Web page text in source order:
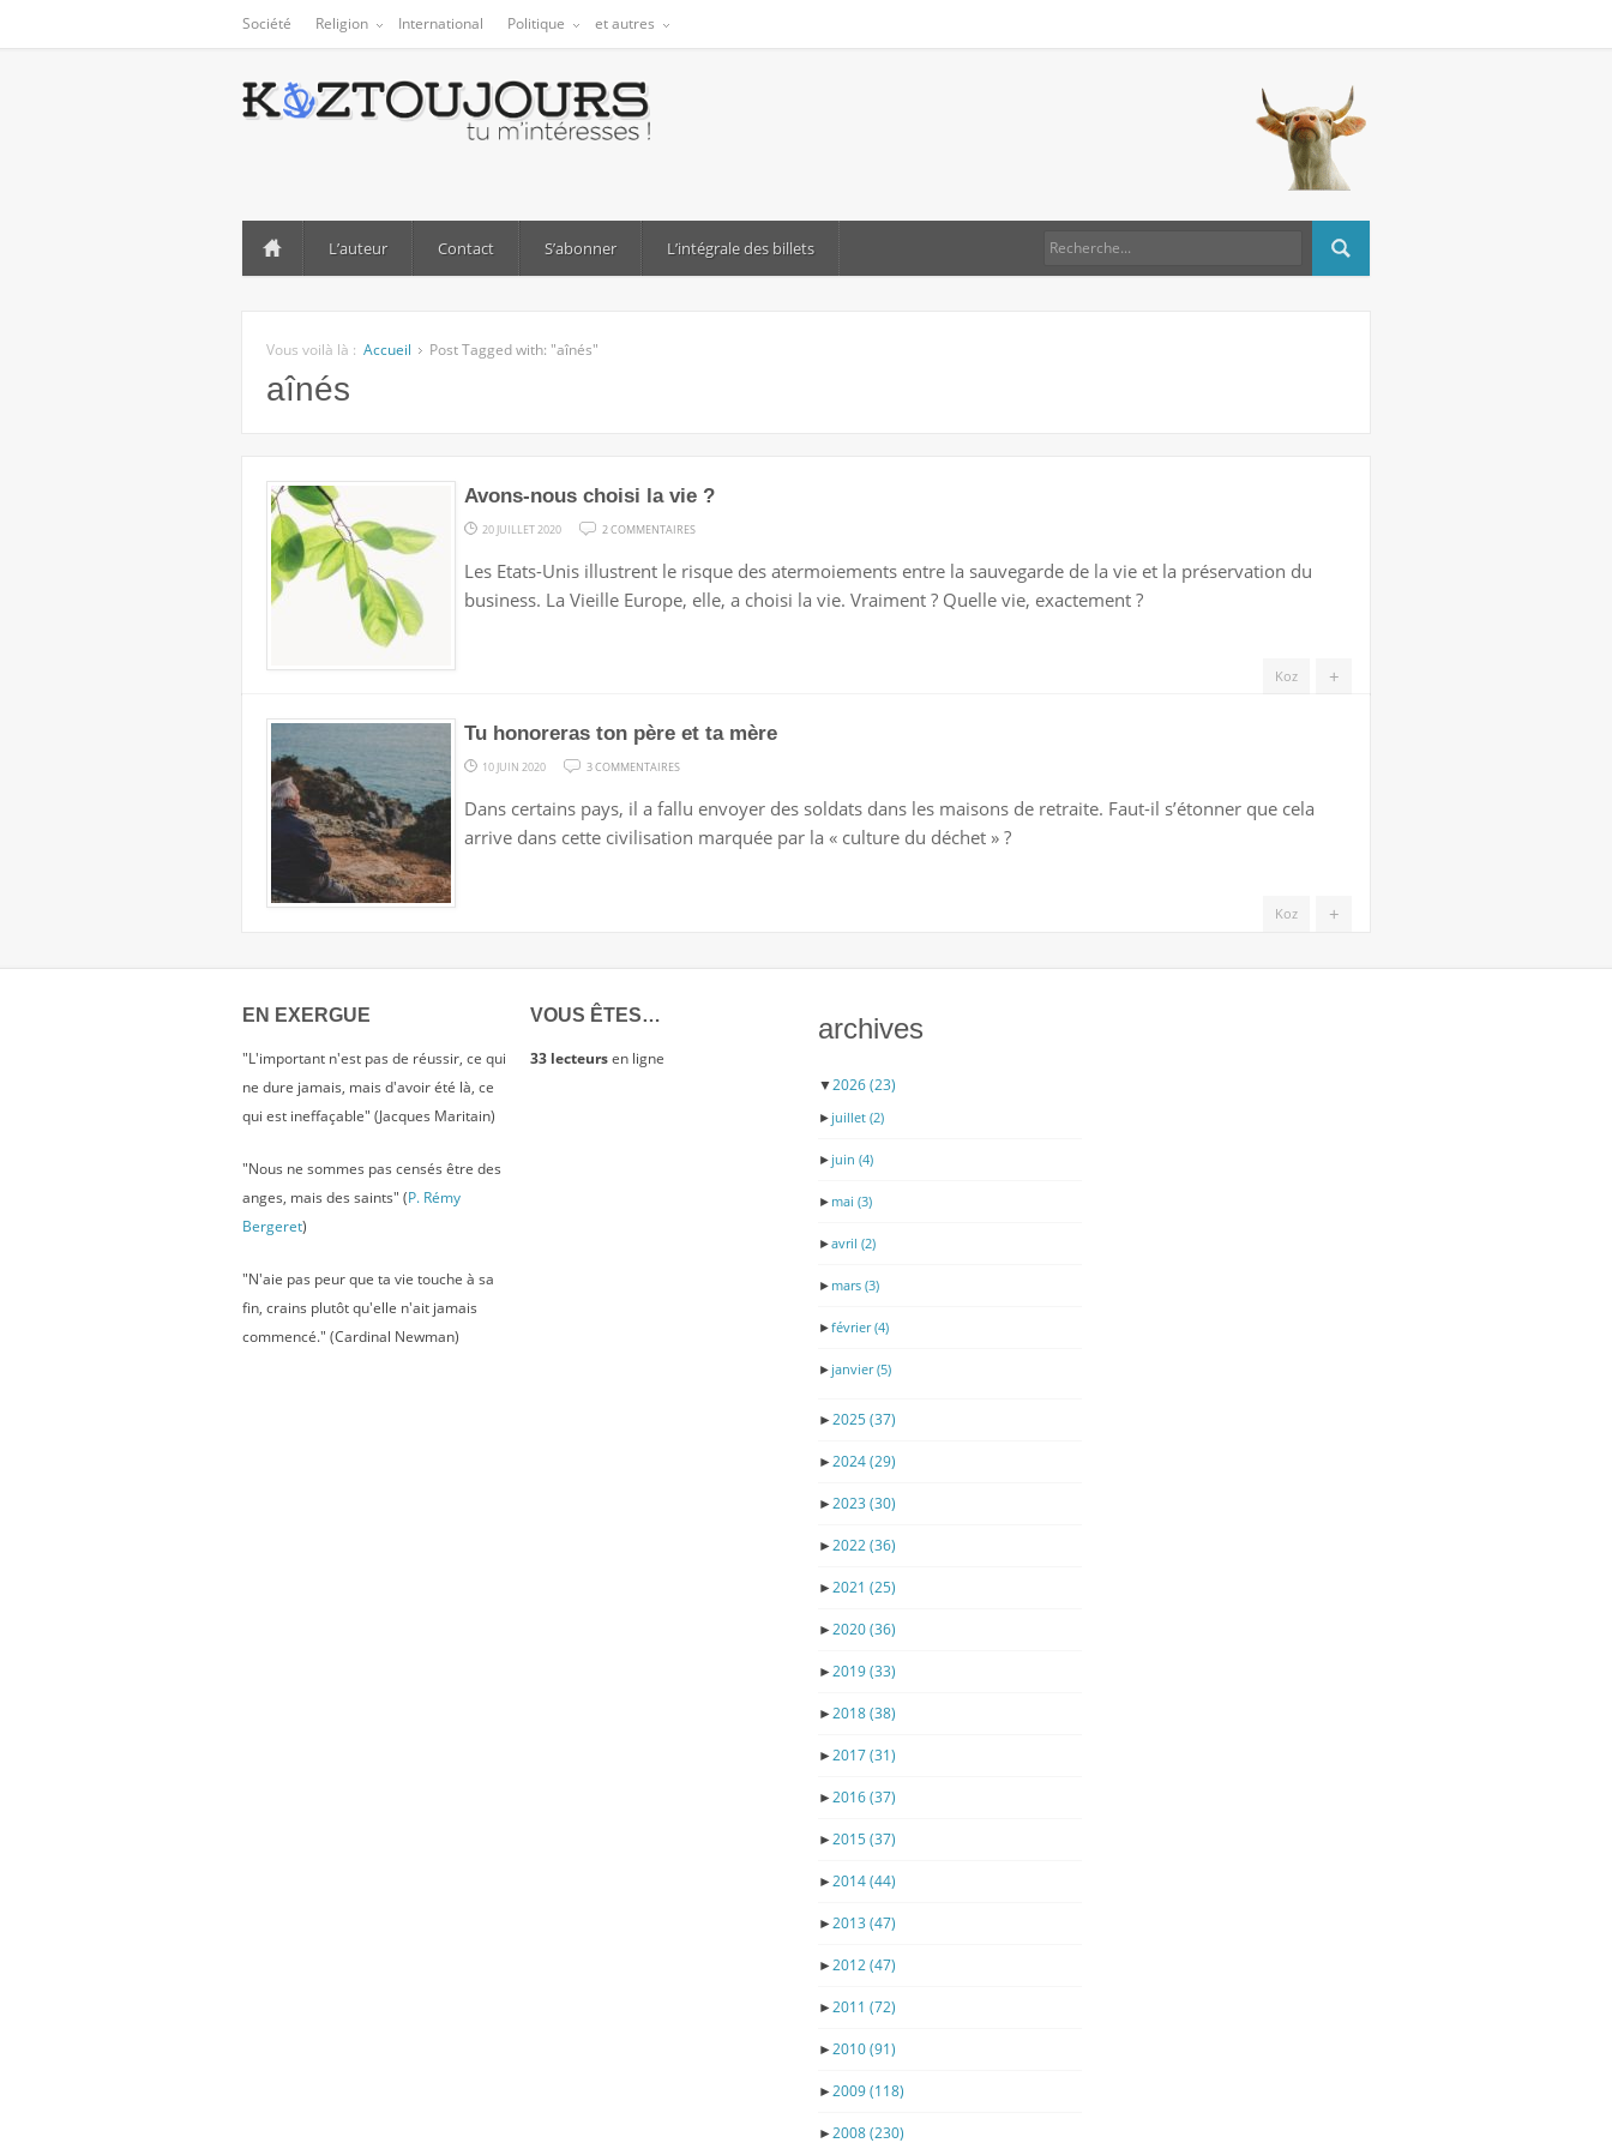
Société Religion International Politique et autres
L’auteur Contact S’abonner L’intégrale des billets
Vous voilà là : Accueil Post Tagged with: "aînés"
aînés
Avons-nous choisi la vie ?
20 JUILLET 2020 2 COMMENTAIRES
NOUS
CHOISI
Les Etats-Unis illustrent le risque des atermoiements entre la sauvegarde de la vie et la préservation du
business. La Vieille Europe, elle, a choisi la vie. Vraiment ? Quelle vie, exactement ?
+
Koz
Tu honoreras ton père et ta mère
10 JUIN 2020 3 COMMENTAIRES
HONORERAS
TON
Dans certains pays, il a fallu envoyer des soldats dans les maisons de retraite. Faut-il s’étonner que cela
arrive dans cette civilisation marquée par la « culture du déchet » ?
+
Koz
EN EXERGUE
"L'important n'est pas de réussir, ce qui
ne dure jamais, mais d'avoir été là, ce
qui est ineffaçable" (Jacques Maritain)
"Nous ne sommes pas censés être des
anges, mais des saints" (P. Rémy
Bergeret)
"N'aie pas peur que ta vie touche à sa
fin, crains plutôt qu'elle n'ait jamais
commencé." (Cardinal Newman)
VOUS ÊTES…
33 lecteursen ligne
archives
▼2026(23)
► juillet (2)
► juin (4)
► mai (3)
►avril (2)
► mars (3)
►février(4)
► janvier(5)
►2025(37)
►2024(29)
►2023 (30)
►2022(36)
►2021 (25)
►2020(36)
►2019(33)
►2018(38)
►2017(31)
►2016(37)
►2015(37)
►2014(44)
►2013 (47)
►2012(47)
►2011 (72)
►2010(91)
►2009(118)
►2008(230)